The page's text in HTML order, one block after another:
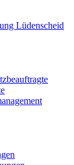
Lüdenscheid